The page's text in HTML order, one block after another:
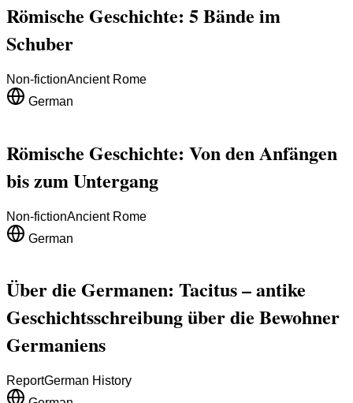
Römische Geschichte: 5 Bände im
Schuber
Non-fictionAncient Rome
German
Römische Geschichte: Von den Anfängen
bis zum Untergang
Non-fictionAncient Rome
German
Über die Germanen: Tacitus – antike
Geschichtsschreibung über die Bewohner
Germaniens
ReportGerman History